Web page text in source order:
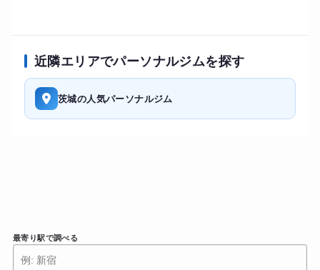
近隣エリアでパーソナルジムを探す
茨城の人気パーソナルジム
最寄り駅で調べる